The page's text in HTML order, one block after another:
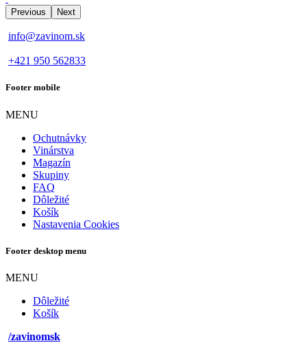
Previous Next
info@zavinom.sk
+421 950 562833
Footer mobile
MENU
Ochutnávky
Vinárstva
Magazín
Skupiny
FAQ
Dôležité
Košík
Nastavenia Cookies
Footer desktop menu
MENU
Dôležité
Košík
/zavinomsk